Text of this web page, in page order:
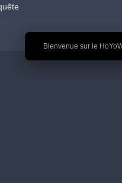
🎉 Bienvenue sur le